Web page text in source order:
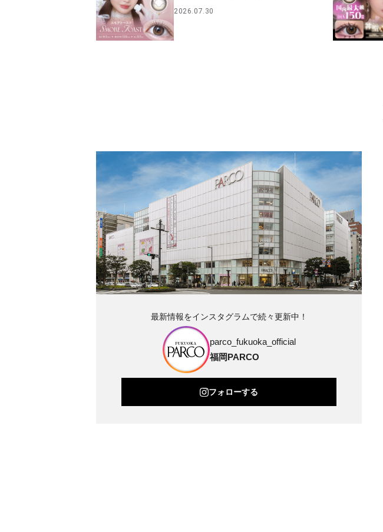
2026.07.30
最新情報をインスタグラムで続々更新中！
parco_fukuoka_official
福岡PARCO
フォローする